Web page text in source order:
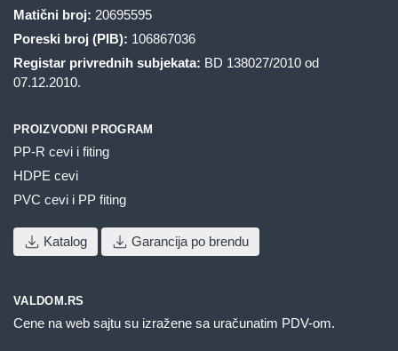
Matični broj: 20695595
Poreski broj (PIB): 106867036
Registar privrednih subjekata: BD 138027/2010 od
07.12.2010.
PROIZVODNI PROGRAM
PP-R cevi i fiting
HDPE cevi
PVC cevi i PP fiting
Katalog Garancija po brendu
VALDOM.RS
Cene na web sajtu su izražene sa uračunatim PDV-om.